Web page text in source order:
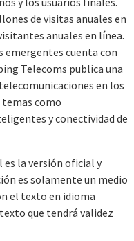
de visitas anuales en
anuales en línea.
emergentes cuenta con
Telecoms publica una
en los
temas como
y conectividad de
la versión oficial y
es solamente un medio
el texto en idioma
que tendrá validez